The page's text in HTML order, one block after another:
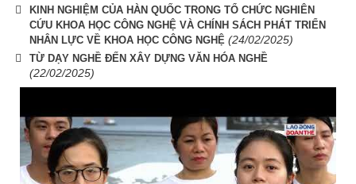
KINH NGHIỆM CỦA HÀN QUỐC TRONG TỔ CHỨC NGHIÊN
CỨU KHOA HỌC CÔNG NGHỆ VÀ CHÍNH SÁCH PHÁT TRIỂN
NHÂN LỰC VỀ KHOA HỌC CÔNG NGHỆ (24/02/2025)
TỪ DẠY NGHỀ ĐẾN XÂY DỰNG VĂN HÓA NGHỀ
(22/02/2025)